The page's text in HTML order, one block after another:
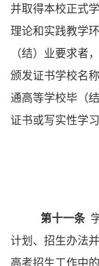
并取得本校正式
理论和实践教学
（结）业要求者
颁发证书学校名
通高等学校毕（
证书或写实性学习
第十一条
计划、招生办法
高考招生工作中